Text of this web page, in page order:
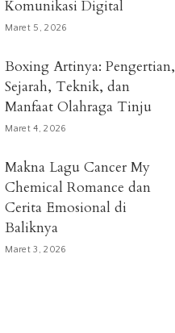
Komunikasi Digital
Maret 5, 2026
Boxing Artinya: Pengertian,
Sejarah, Teknik, dan
Manfaat Olahraga Tinju
Maret 4, 2026
Makna Lagu Cancer My
Chemical Romance dan
Cerita Emosional di
Baliknya
Maret 3, 2026